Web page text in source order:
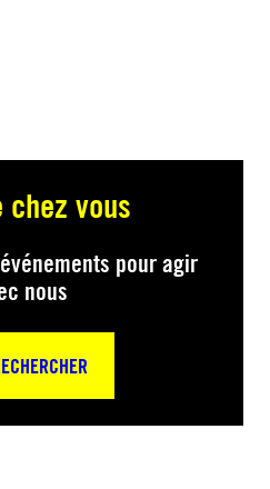
chez vous
pour agir
nous